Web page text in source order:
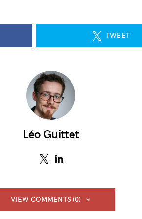
TWEET
Léo Guittet
VIEW COMMENTS (0)